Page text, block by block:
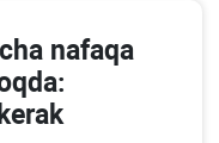
nafaqa